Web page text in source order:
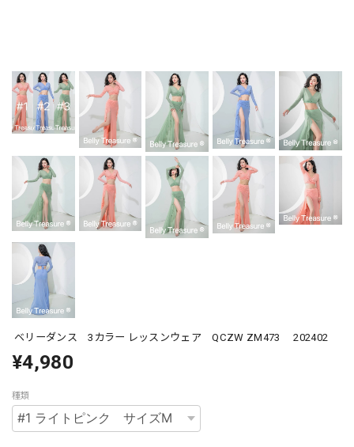
ベリーダンス 3カラー レッスンウェア QCZW ZM473 202402
¥4,980
種類